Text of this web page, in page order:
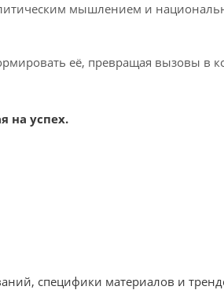
мышлением и
её, превращая вызовы в
на успех.
специфики материалов и